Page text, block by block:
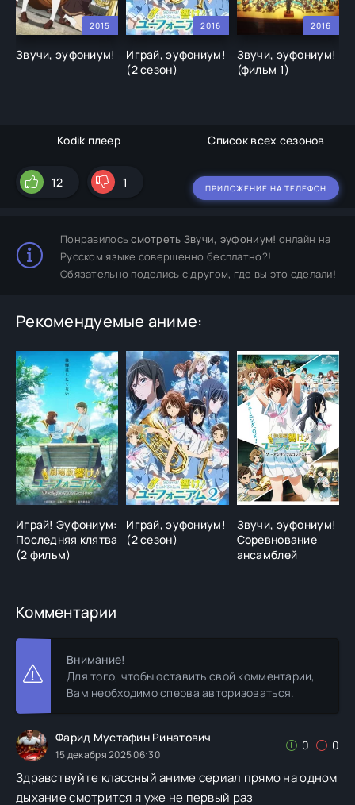
2015
Звучи, эуфониум!
2016
Играй, эуфониум!
(2 сезон)
2016
Звучи, эуфониум!
(фильм 1)
Kodik плеер Список всех сезонов
12 1 ПРИЛОЖЕНИЕ НА ТЕЛЕФОН
Понравилосьсмотреть Звучи, эуфониум! онлайн на
Русском языке совершенно бесплатно?!
Обязательно поделись с другом, где вы это сделали!
Рекомендуемые аниме:
Играй! Эуфониум:
Последняя клятва
(2 фильм)
Играй, эуфониум!
(2 сезон)
Звучи, эуфониум!
Соревнование
ансамблей
Комментарии
Внимание!
Для того, чтобы оставить свой комментарии,
Вам необходимо сперва авторизоваться.
Фарид Мустафин Ринатович
15 декабря 2025 06:30
0 0
Здравствуйте классный аниме сериал прямо на одном
дыхание смотрится я уже не первый раз